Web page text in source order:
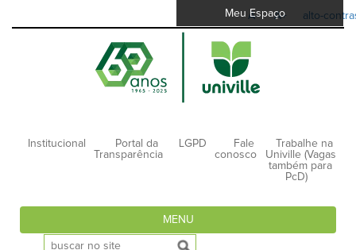
A- A+ alto-
Meu Espaço
Institucional
Portal da
Transparência
LGPD
Fale
conosco
Trabalhe na
Univille (Vagas
também para
PcD)
MENU